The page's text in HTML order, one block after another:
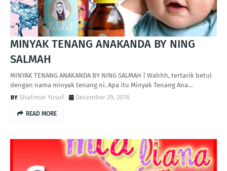
MINYAK TENANG ANAKANDA BY NING
SALMAH
MINYAK TENANG ANAKANDA BY NING SALMAH | Wahhh, tertarik betul
dengan nama minyak tenang ni. Apa itu Minyak Tenang Ana…
Shalimar Yusof
December 29, 2016
READ MORE